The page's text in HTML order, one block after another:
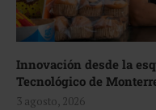
Innovación desde la
Tecnológico de
3 agosto, 2026